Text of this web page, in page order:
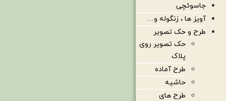
جاسوئچی
آویز ها ، زنگوله و…
طرح و حک تصویر
حک تصویر روی
پلاک
طرح آماده
حاشیه
طرح های